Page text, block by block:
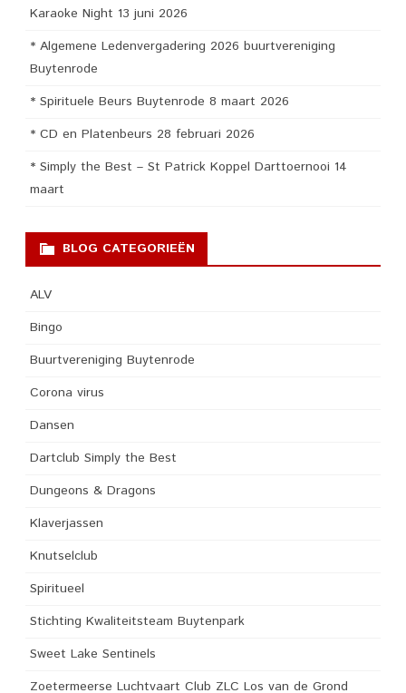
Karaoke Night 13 juni 2026
* Algemene Ledenvergadering 2026 buurtvereniging
Buytenrode
* Spirituele Beurs Buytenrode 8 maart 2026
* CD en Platenbeurs 28 februari 2026
* Simply the Best – St Patrick Koppel Darttoernooi 14
maart
BLOG CATEGORIEËN
ALV
Bingo
Buurtvereniging Buytenrode
Corona virus
Dansen
Dartclub Simply the Best
Dungeons & Dragons
Klaverjassen
Knutselclub
Spiritueel
Stichting Kwaliteitsteam Buytenpark
Sweet Lake Sentinels
Zoetermeerse Luchtvaart Club ZLC Los van de Grond